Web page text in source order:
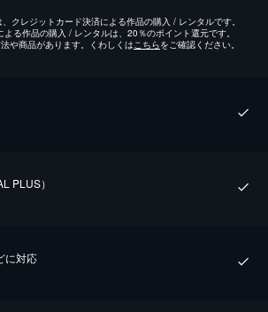
クレジットカード決済による作品の購入 / レンタルです。
る作品の購入 / レンタルは、20％のポイント還元です。
や商品があります。くわしくはこちらをご確認ください。
PLUS）
に対応